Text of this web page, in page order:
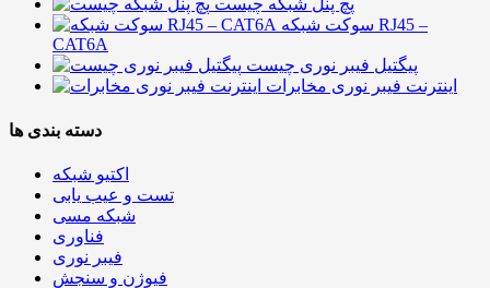
پچ پنل شبکه چیست
سوکت شبکه RJ45 –
CAT6A
پیگتیل فیبر نوری چیست
اینترنت فیبر نوری مخابرات
دسته بندی ها
اکتیو شبکه
تست و عیب یابی
شبکه مسی
فناوری
فیبر نوری
فیوژن و سنجش